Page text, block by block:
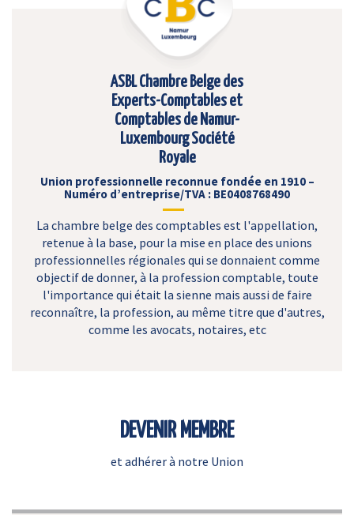
ASBL Chambre Belge des
Experts-Comptables et
Comptables de Namur-
Luxembourg Société
Royale
Union professionnelle reconnue fondée en 1910 –
Numéro d’entreprise/TVA : BE0408768490
La chambre belge des comptables est l'appellation,
retenue à la base, pour la mise en place des unions
professionnelles régionales qui se donnaient comme
objectif de donner, à la profession comptable, toute
l'importance qui était la sienne mais aussi de faire
reconnaître, la profession, au même titre que d'autres,
comme les avocats, notaires, etc
DEVENIR MEMBRE
et adhérer à notre Union